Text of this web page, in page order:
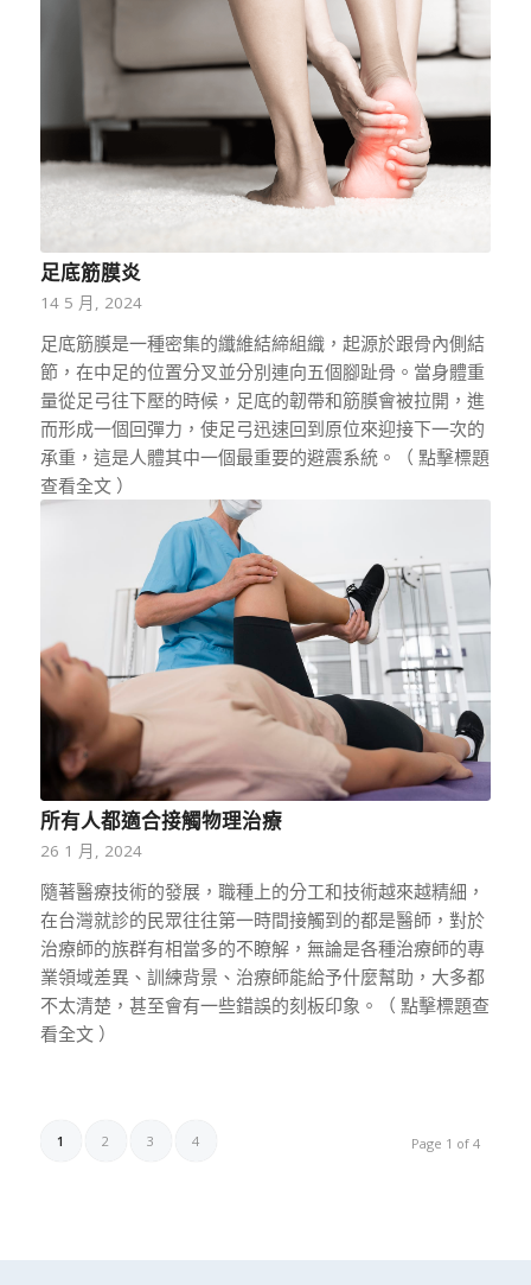
足底筋膜炎
14 5 月, 2024
足底筋膜是一種密集的纖維結締組織，起源於跟骨內側結
節，在中足的位置分叉並分別連向五個腳趾骨。當身體重
量從足弓往下壓的時候，足底的韌帶和筋膜會被拉開，進
而形成一個回彈力，使足弓迅速回到原位來迎接下一次的
承重，這是人體其中一個最重要的避震系統。（ 點擊標題
查看全文 ）
所有人都適合接觸物理治療
26 1 月, 2024
隨著醫療技術的發展，職種上的分工和技術越來越精細，
在台灣就診的民眾往往第一時間接觸到的都是醫師，對於
治療師的族群有相當多的不瞭解，無論是各種治療師的專
業領域差異、訓練背景、治療師能給予什麼幫助，大多都
不太清楚，甚至會有一些錯誤的刻板印象。（ 點擊標題查
看全文 ）
Page 1 of 4
1 2 3 4